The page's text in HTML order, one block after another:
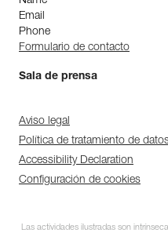
Email
Phone
Formulario de contacto
Sala de prensa
Aviso legal
Política de tratamiento de
Accessibility Declaration
Configuración de cookies
Las actividades ilustradas son